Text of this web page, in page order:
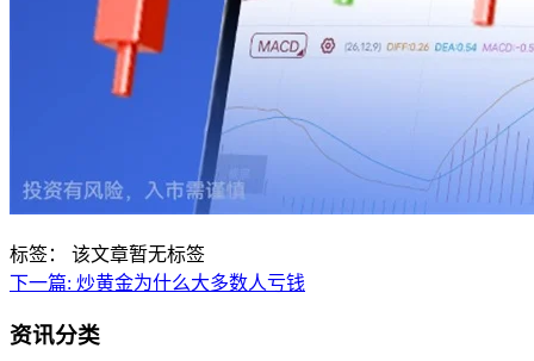
标签：
该文章暂无标签
下一篇: 炒黄金为什么大多数人亏钱
资讯分类